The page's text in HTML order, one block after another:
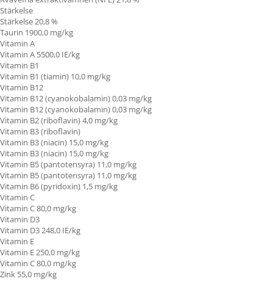
Stärkelse
Stärkelse 20,8 %
Taurin 1900,0 mg/kg
Vitamin A
Vitamin A 5500,0 IE/kg
Vitamin B1
Vitamin B1 (tiamin) 10,0 mg/kg
Vitamin B12
Vitamin B12 (cyanokobalamin) 0,03 mg/kg
Vitamin B12 (cyanokobalamin) 0,03 mg/kg
Vitamin B2 (riboflavin) 4,0 mg/kg
Vitamin B3 (riboflavin)
Vitamin B3 (niacin) 15,0 mg/kg
Vitamin B3 (niacin) 15,0 mg/kg
Vitamin B5 (pantotensyra) 11,0 mg/kg
Vitamin B5 (pantotensyra) 11,0 mg/kg
Vitamin B6 (pyridoxin) 1,5 mg/kg
Vitamin C
Vitamin C80,0 mg/kg
Vitamin D3
Vitamin D3 248,0 IE/kg
Vitamin E
Vitamin E250,0 mg/kg
Vitamin C80,0 mg/kg
Zink 55,0 mg/kg